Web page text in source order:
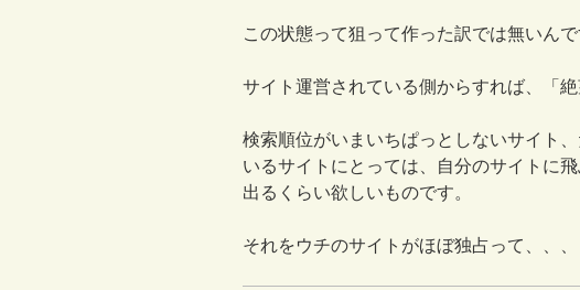
この状態って狙って作った訳では無いんで
サイト運営されている側からすれば、「絶
検索順位がいまいちぱっとしないサイト
いるサイトにとっては、自分のサイトに
出るくらい欲しいものです。
それをウチのサイトがほぼ独占って、、、